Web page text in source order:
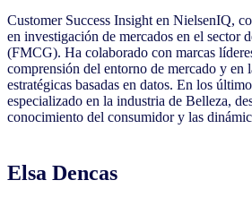
Customer Success Insight en NielsenIQ,
en investigación de mercados en el sector
(FMCG). Ha colaborado con marcas
comprensión del entorno de mercado y en
estratégicas basadas en datos. En los
especializado en la industria de Belleza,
conocimiento del consumidor y las
Elsa Dencas